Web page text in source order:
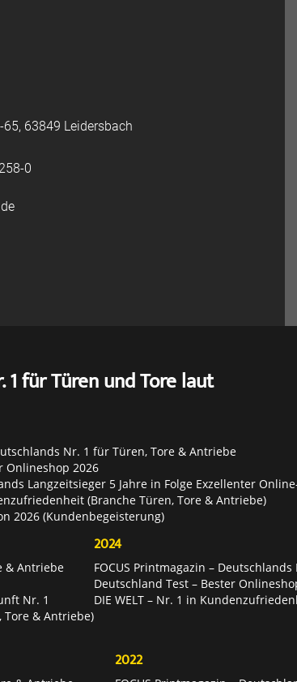
65, 63849 Leidersbach
0
1 für Türen und Tore laut
Nr. 1 für Türen, Tore & Antriebe
Onlineshop 2026
Langzeitsieger 5 Jahre in Folge Exzellenter
(Branche Türen, Tore & Antriebe)
2026 (Kundenbegeisterung)
& Antriebe
Nr. 1
Tore & Antriebe)
2024
FOCUS Printmagazin –
Deutschland Test – Bester
DIE WELT – Nr. 1 in
2022